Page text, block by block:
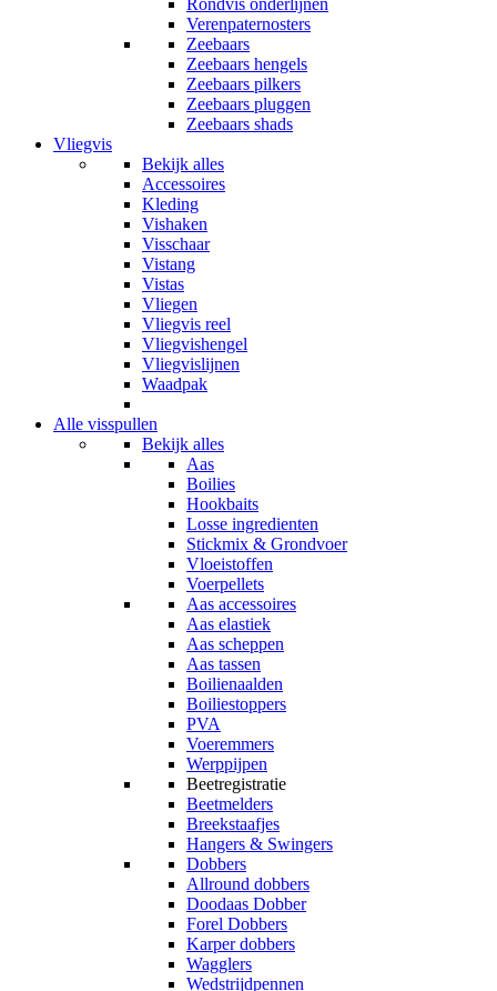
Rondvis onderlijnen
Verenpaternosters
Zeebaars
Zeebaars hengels
Zeebaars pilkers
Zeebaars pluggen
Zeebaars shads
Vliegvis
Bekijk alles
Accessoires
Kleding
Vishaken
Visschaar
Vistang
Vistas
Vliegen
Vliegvis reel
Vliegvishengel
Vliegvislijnen
Waadpak
Alle visspullen
Bekijk alles
Aas
Boilies
Hookbaits
Losse ingredienten
Stickmix & Grondvoer
Vloeistoffen
Voerpellets
Aas accessoires
Aas elastiek
Aas scheppen
Aas tassen
Boilienaalden
Boiliestoppers
PVA
Voeremmers
Werppijpen
Beetregistratie
Beetmelders
Breekstaafjes
Hangers & Swingers
Dobbers
Allround dobbers
Doodaas Dobber
Forel Dobbers
Karper dobbers
Wagglers
Wedstrijdpennen